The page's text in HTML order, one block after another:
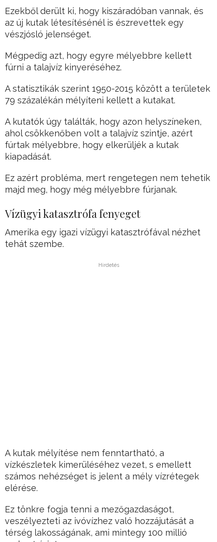
Ezekből derült ki, hogy kiszáradóban vannak, és
az új kutak létesítésénél is észrevettek egy
vészjósló jelenséget.
Mégpedig azt, hogy egyre mélyebbre kellett
fúrni a talajvíz kinyeréséhez.
A statisztikák szerint 1950-2015 között a területek
79 százalékán mélyíteni kellett a kutakat.
A kutatók úgy találták, hogy azon helyszíneken,
ahol csökkenőben volt a talajvíz szintje, azért
fúrtak mélyebbre, hogy elkerüljék a kutak
kiapadását.
Ez azért probléma, mert rengetegen nem tehetik
majd meg, hogy még mélyebbre fúrjanak.
Vízügyi katasztrófa fenyeget
Amerika egy igazi vízügyi katasztrófával nézhet
tehát szembe.
Hirdetés
A kutak mélyítése nem fenntartható, a
vízkészletek kimerüléséhez vezet, s emellett
számos nehézséget is jelent a mély vízrétegek
elérése.
Ez tönkre fogja tenni a mezőgazdaságot,
veszélyezteti az ivóvízhez való hozzájutását a
térség lakosságának, ami mintegy 100 millió